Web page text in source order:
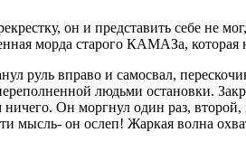
он и представить себе не
морда старого КАМАЗа,
вправо и самосвал,
людьми остановки.
Он моргнул один раз,
мысль- он ослеп! Жаркая волна